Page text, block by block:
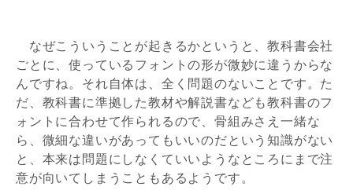
なぜこういうことが起きるかというと、教科書会社
ごとに、使っているフォントの形が微妙に違うからな
んですね。それ自体は、全く問題のないことです。た
だ、教科書に準拠した教材や解説書なども教科書のフ
ォントに合わせて作られるので、骨組みさえ一緒な
ら、微細な違いがあってもいいのだという知識がない
と、本来は問題にしなくていいようなところにまで注
意が向いてしまうこともあるようです。